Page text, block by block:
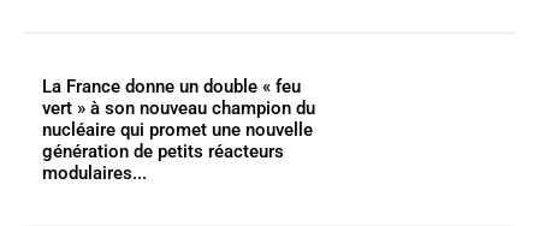
La France donne un double « feu
vert » à son nouveau champion du
nucléaire qui promet une nouvelle
génération de petits réacteurs
modulaires...